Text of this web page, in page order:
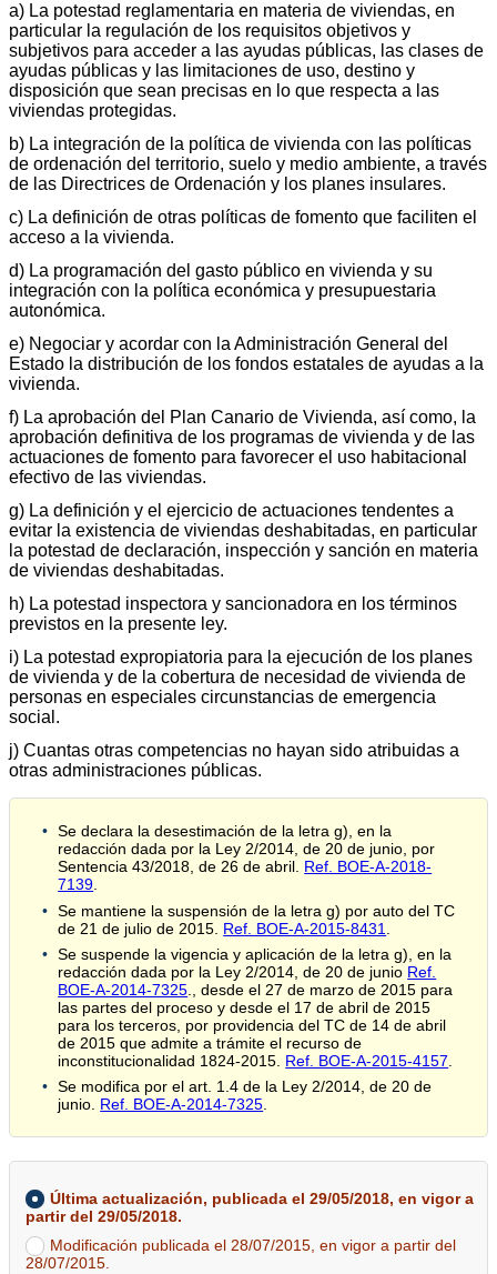
a) La potestad reglamentaria en materia de viviendas, en
particular la regulación de los requisitos objetivos y
subjetivos para acceder a las ayudas públicas, las clases de
ayudas públicas y las limitaciones de uso, destino y
disposición que sean precisas en lo que respecta a las
viviendas protegidas.
b) La integración de la política de vivienda con las políticas
de ordenación del territorio, suelo y medio ambiente, a través
de las Directrices de Ordenación y los planes insulares.
c) La definición de otras políticas de fomento que faciliten el
acceso a la vivienda.
d) La programación del gasto público en vivienda y su
integración con la política económica y presupuestaria
autonómica.
e) Negociar y acordar con la Administración General del
Estado la distribución de los fondos estatales de ayudas a la
vivienda.
f) La aprobación del Plan Canario de Vivienda, así como, la
aprobación definitiva de los programas de vivienda y de las
actuaciones de fomento para favorecer el uso habitacional
efectivo de las viviendas.
g) La definición y el ejercicio de actuaciones tendentes a
evitar la existencia de viviendas deshabitadas, en particular
la potestad de declaración, inspección y sanción en materia
de viviendas deshabitadas.
h) La potestad inspectora y sancionadora en los términos
previstos en la presente ley.
i) La potestad expropiatoria para la ejecución de los planes
de vivienda y de la cobertura de necesidad de vivienda de
personas en especiales circunstancias de emergencia
social.
j) Cuantas otras competencias no hayan sido atribuidas a
otras administraciones públicas.
Se declara la desestimación de la letra g), en la
redacción dada por la Ley 2/2014, de 20 de junio, por
Sentencia 43/2018, de 26 de abril. Ref. BOE-A-2018-
7139.
Se mantiene la suspensión de la letra g) por auto del TC
de 21 de julio de 2015. Ref. BOE-A-2015-8431
Se suspende la vigencia y aplicación de la letra g), en la
redacción dada por la Ley 2/2014, de 20 de junio Ref.
BOE-A-2014-7325 ., desde el 27 de marzo de 2015 para
las partes del proceso y desde el 17 de abril de 2015
para los terceros, por providencia del TC de 14 de abril
de 2015 que admite a trámite el recurso de
inconstitucionalidad 1824-2015. Ref. BOE-A-2015-4157
Se modifica por el art. 1.4 de la Ley 2/2014, de 20 de
junio. Ref. BOE-A-2014-7325
Última actualización, publicada el 29/05/2018, en vigor a
partir del 29/05/2018.
Modificación publicada el 28/07/2015, en vigor a partir del
28/07/2015.